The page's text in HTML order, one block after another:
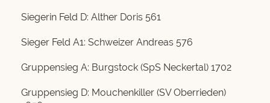
Siegerin Feld D: Alther Doris 561
Sieger Feld A1: Schweizer Andreas 576
Gruppensieg A: Burgstock (SpS Neckertal) 1702
Gruppensieg D: Mouchenkiller (SV Oberrieden)